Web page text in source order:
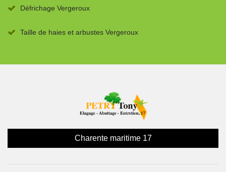
Défrichage Vergeroux
Taille de haies et arbustes Vergeroux
Charente maritime 17